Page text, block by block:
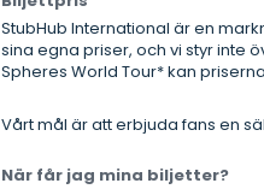
StubHub International är en
sina egna priser, och vi styr inte
Spheres World Tour* kan
Vårt mål är att erbjuda fans en
När får jag mina biljetter?